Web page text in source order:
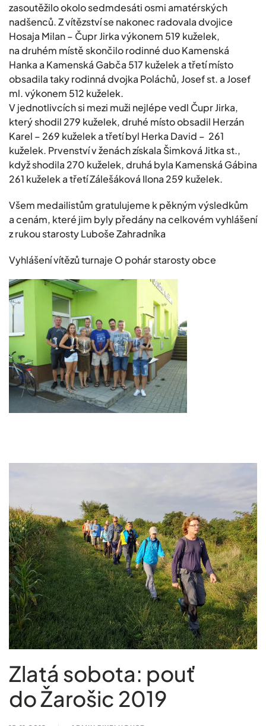
zasoutěžilo okolo sedmdesáti osmi amatérských
nadšenců. Z vítězství se nakonec radovala dvojice
Hosaja Milan – Čupr Jirka výkonem 519 kuželek,
na druhém místě skončilo rodinné duo Kamenská
Hanka a Kamenská Gabča 517 kuželek a třetí místo
obsadila taky rodinná dvojka Poláchů, Josef st. a Josef
ml. výkonem 512 kuželek.
V jednotlivcích si mezi muži nejlépe vedl Čupr Jirka,
který shodil 279 kuželek, druhé místo obsadil Herzán
Karel – 269 kuželek a třetí byl Herka David – 261
kuželek. Prvenství v ženách získala Šimková Jitka st.,
když shodila 270 kuželek, druhá byla Kamenská Gábina
261 kuželek a třetí Zálešáková Ilona 259 kuželek.
Všem medailistům gratulujeme k pěkným výsledkům
a cenám, které jim byly předány na celkovém vyhlášení
z rukou starosty Luboše Zahradníka
Vyhlášení vítězů turnaje O pohár starosty obce
Zlatá sobota: pouť
do Žarošic 2019